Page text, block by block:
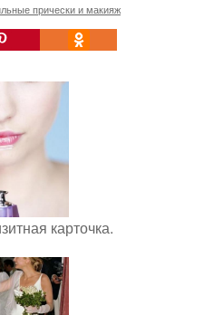
прически и макияж
карточка.